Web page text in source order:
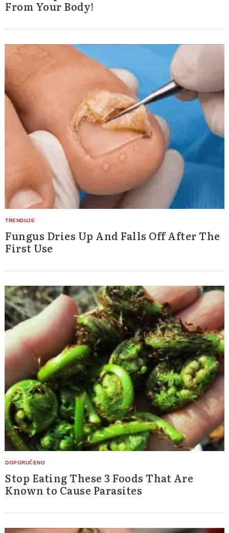
From Your Body!
Fungus Dries Up And Falls Off After The
First Use
Stop Eating These 3 Foods That Are
Known to Cause Parasites